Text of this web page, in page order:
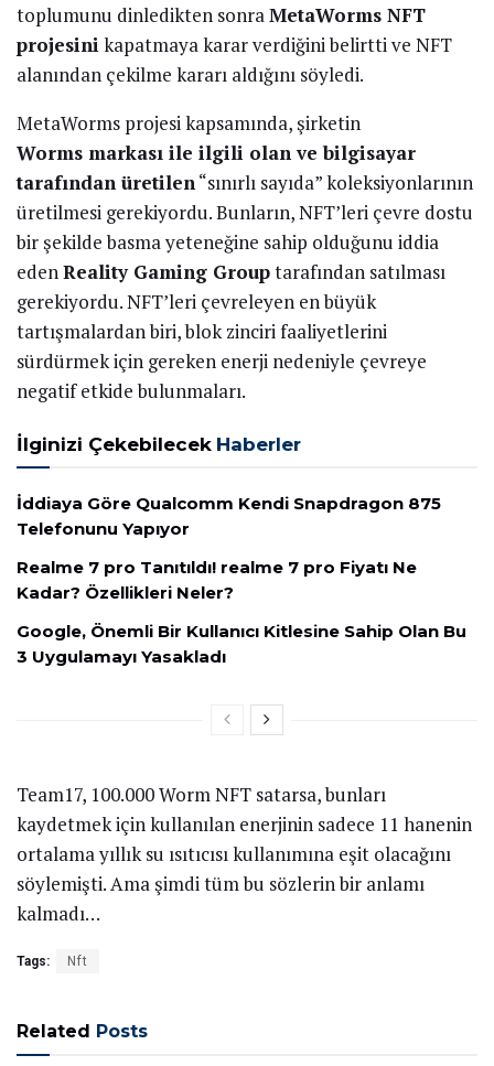
toplumunu dinledikten sonraMetaWorms NFT
projesini kapatmaya karar verdiğini belirtti ve NFT
alanından çekilme kararı aldığını söyledi.
MetaWorms projesi kapsamında, şirketin
Worms markası ile ilgili olan ve bilgisayar
tarafından üretilen“sınırlı sayıda” koleksiyonlarının
üretilmesi gerekiyordu. Bunların, NFT’leri çevre dostu
bir şekilde basma yeteneğine sahip olduğunu iddia
edenReality Gaming Grouptarafından satılması
gerekiyordu. NFT’leri çevreleyen en büyük
tartışmalardan biri, blok zinciri faaliyetlerini
sürdürmek için gereken enerji nedeniyle çevreye
negatif etkide bulunmaları.
İlginizi Çekebilecek Haberler
İddiaya Göre Qualcomm Kendi Snapdragon 875
Telefonunu Yapıyor
Realme 7 pro Tanıtıldı! realme 7 pro Fiyatı Ne
Kadar? Özellikleri Neler?
Google, Önemli Bir Kullanıcı Kitlesine Sahip Olan Bu
3 Uygulamayı Yasakladı
Team17, 100.000 Worm NFT satarsa, bunları
kaydetmek için kullanılan enerjinin sadece 11 hanenin
ortalama yıllık su ısıtıcısı kullanımına eşit olacağını
söylemişti. Ama şimdi tüm bu sözlerin bir anlamı
kalmadı…
Tags: Nft
Related Posts